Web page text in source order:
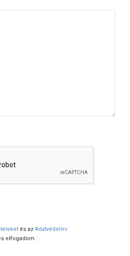
és az Adatvédelmi
elfogadom.